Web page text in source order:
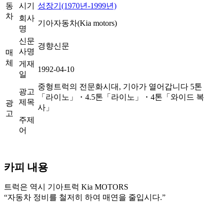
동
차
시기
성장기(1970년-1999년)
회사
명
기아자동차(Kia motors)
매
체
신문
사명
경향신문
게재
일
1992-04-10
광
고
광고
제목
중형트럭의 전문화시대, 기아가 열어갑니다 5톤
「라이노」・4.5톤「라이노」・4톤「와이드 복
사」
주제
어
카피 내용
트럭은 역시 기아트럭 Kia MOTORS
“자동차 정비를 철저히 하여 매연을 줄입시다.”